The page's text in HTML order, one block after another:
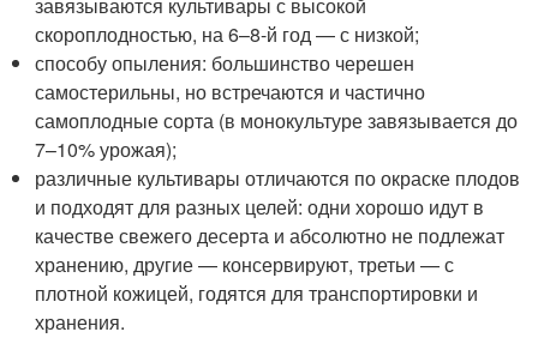
завязываются культивары с высокой
скороплодностью, на 6–8-й год — с низкой;
способу опыления: большинство черешен
самостерильны, но встречаются и частично
самоплодные сорта (в монокультуре завязывается до
7–10% урожая);
различные культивары отличаются по окраске плодов
и подходят для разных целей: одни хорошо идут в
качестве свежего десерта и абсолютно не подлежат
хранению, другие — консервируют, третьи — с
плотной кожицей, годятся для транспортировки и
хранения.